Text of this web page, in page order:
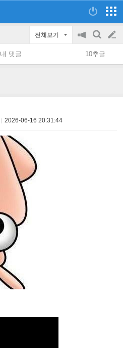
전체보기
공
지
on/off
검
색
글
쓰
내 댓글 10추글
2026-06-16 20:31:44